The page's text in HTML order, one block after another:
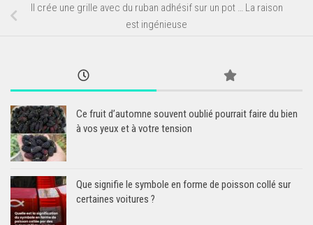
Il crée une grille avec du ruban adhésif sur un pot … La raison
est ingénieuse
Ce fruit d’automne souvent oublié pourrait faire du bien
à vos yeux et à votre tension
Que signifie le symbole en forme de poisson collé sur
certaines voitures ?